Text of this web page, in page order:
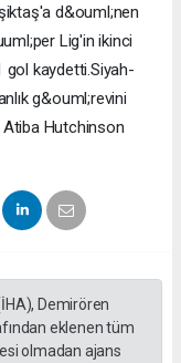
d&ouml;nen
Lig'in ikinci
gol kaydetti.Siyah-
g&ouml;revini
Atiba Hutchinson
Demirören
eklenen tüm
olmadan ajans